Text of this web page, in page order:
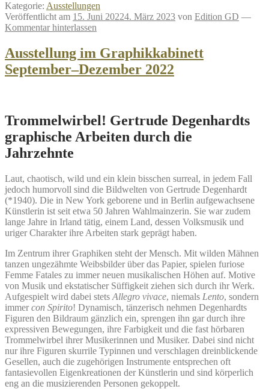
Kategorie: Ausstellungen
Veröffentlicht am 15. Juni 20224. März 2023 von Edition GD —
Kommentar hinterlassen
Ausstellung im Graphikkabinett
September–Dezember 2022
Trommelwirbel! Gertrude Degenhardts
graphische Arbeiten durch die
Jahrzehnte
Laut, chaotisch, wild und ein klein bisschen surreal, in jedem Fall
jedoch humorvoll sind die Bildwelten von Gertrude Degenhardt
(*1940). Die in New York geborene und in Berlin aufgewachsene
Künstlerin ist seit etwa 50 Jahren Wahlmainzerin. Sie war zudem
lange Jahre in Irland tätig, einem Land, dessen Volksmusik und
uriger Charakter ihre Arbeiten stark geprägt haben.
Im Zentrum ihrer Graphiken steht der Mensch. Mit wilden Mähnen
tanzen ungezähmte Weibsbilder über das Papier, spielen furiose
Femme Fatales zu immer neuen musikalischen Höhen auf. Motive
von Musik und ekstatischer Süffigkeit ziehen sich durch ihr Werk.
Aufgespielt wird dabei stets Allegro vivace, niemals Lento, sondern
immercon Spirito! Dynamisch, tänzerisch nehmen Degenhardts
Figuren den Bildraum gänzlich ein, sprengen ihn gar durch ihre
expressiven Bewegungen, ihre Farbigkeit und die fast hörbaren
Trommelwirbel ihrer Musikerinnen und Musiker. Dabei sind nicht
nur ihre Figuren skurrile Typinnen und verschlagen dreinblickende
Gesellen, auch die zugehörigen Instrumente entsprechen oft
fantasievollen Eigenkreationen der Künstlerin und sind körperlich
eng an die musizierenden Personen gekoppelt.